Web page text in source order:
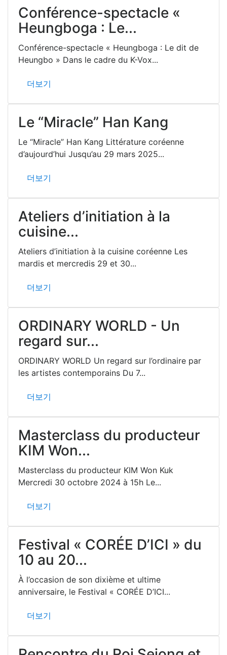
Conférence-spectacle «
Heungboga : Le...
Conférence-spectacle « Heungboga : Le dit de
Heungbo » Dans le cadre du K-Vox...
더보기
Le “Miracle” Han Kang
Le “Miracle” Han Kang Littérature coréenne
d’aujourd’hui Jusqu’au 29 mars 2025...
더보기
Ateliers d’initiation à la
cuisine...
Ateliers d’initiation à la cuisine coréenne Les
mardis et mercredis 29 et 30...
더보기
ORDINARY WORLD - Un
regard sur...
ORDINARY WORLD Un regard sur l’ordinaire par
les artistes contemporains Du 7...
더보기
Masterclass du producteur
KIM Won...
Masterclass du producteur KIM Won Kuk
Mercredi 30 octobre 2024 à 15h Le...
더보기
Festival « CORÉE D’ICI » du
10 au 20...
À l’occasion de son dixième et ultime
anniversaire, le Festival « CORÉE D’ICI...
더보기